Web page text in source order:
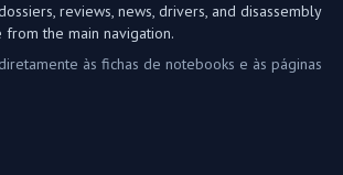
reviews, news, drivers, and disassembly
the main navigation.
às fichas de notebooks e às páginas